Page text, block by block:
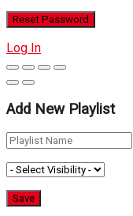
Log In
Add New Playlist